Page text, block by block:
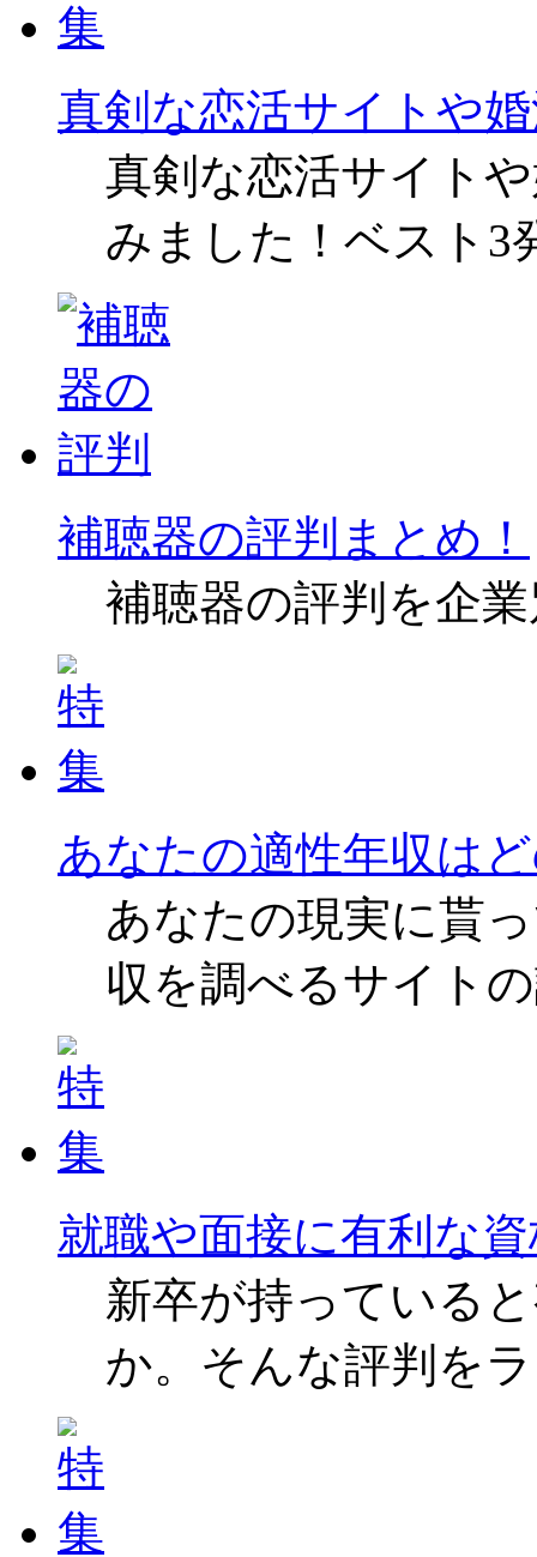
真剣な恋活サイトや
真剣な恋活サイト
みました！ベスト3
補聴器の評判まとめ！
補聴器の評判を企
あなたの適性年収は
あなたの現実に貰
収を調べるサイト
就職や面接に有利な
新卒が持っている
か。そんな評判を